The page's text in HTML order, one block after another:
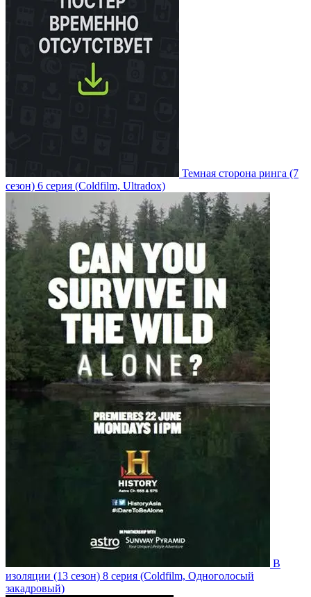
Темная сторона ринга (7
сезон) 6 серия (Coldfilm, Ultradox)
В
изоляции (13 сезон) 8 серия (Coldfilm, Одноголосый
закадровый)